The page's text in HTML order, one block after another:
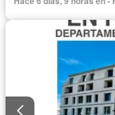
Cocina equipada
Estacionamiento
Seguridad
Terraza
Zonas verdes